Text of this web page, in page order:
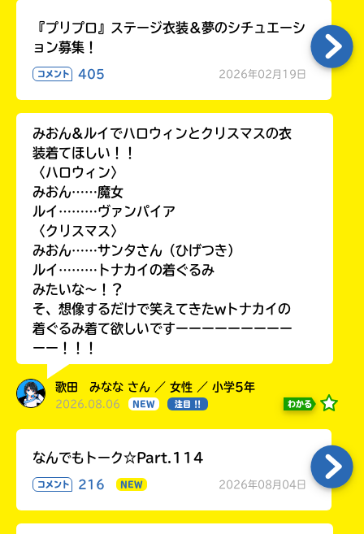
『プリプロ』ステージ衣装＆夢のシチュエーシ
ョン募集！
コメント 405 2026年02月19日
みおん&ルイでハロウィンとクリスマスの衣
装着てほしい！！
〈ハロウィン〉
みおん……魔女
ルイ………ヴァンパイア
〈クリスマス〉
みおん……サンタさん（ひげつき）
ルイ………トナカイの着ぐるみ
みたいな〜！？
そ、想像するだけで笑えてきたwトナカイの
着ぐるみ着て欲しいですーーーーーーーーー
ーー！！！
歌田 みなな さん ／ 女性 ／ 小学5年
2026.08.06 NEW 注目 !! わかる
なんでもトーク☆Part.114
コメント 216 NEW 2026年08月04日